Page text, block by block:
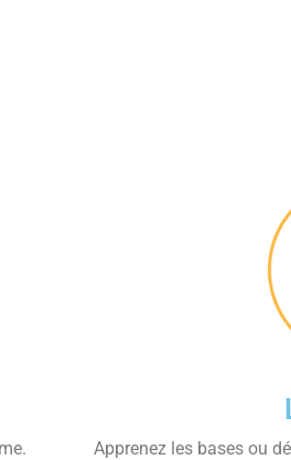
Apprenez les bases ou